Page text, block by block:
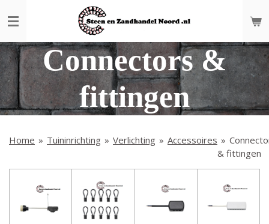
direct
de
hoofdinhoudConnectors &
fittingen
Home » Tuininrichting » Verlichting » Accessoires »
& fittingen